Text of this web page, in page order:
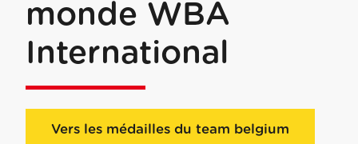
monde WBA
International
Vers les médailles du team belgium